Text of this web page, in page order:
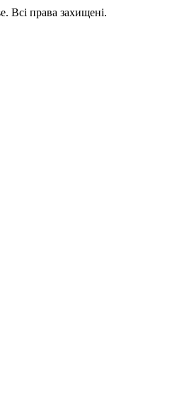
Всі права захищені.